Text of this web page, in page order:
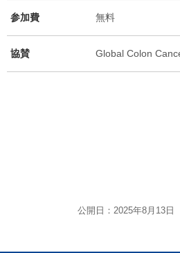
参加費 無料
協賛 Global Colon
公開日：2025年8月13